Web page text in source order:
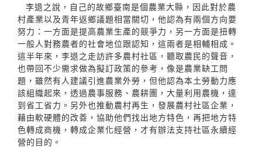
李退之說，自己的故鄉臺南是個農業大縣，因此對於農
村產業以及青年返鄉議題相當關切，他認為有兩個方向要
努力：一方面是提高農業生產的競爭力，另一方面是扭轉
一般人對務農者的社會地位跟認知，這兩者是相輔相成。
這半年來，李退之走訪許多農村社區，聽取農民的聲音，
也帶回不少需求做為擬訂政策的參考，像是農業缺工問
題，雖然有人建議引進農業外勞，但他認為本土勞動力應
該組織起來，透過農事服務、農耕團，大量利用農機，達
到省工省力。另外也推動農村再生，發展農村社區企業，
藉由軟硬體的改善，協助他們找出地方特色，再把地方特
色轉成商機，轉成企業化經營，才有辦法支持社區永續經
營的目的。